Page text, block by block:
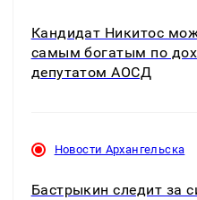
Кандидат Никитос
самым богатым по
депутатом АОСД
Новости Архангельска
Бастрыкин следит за